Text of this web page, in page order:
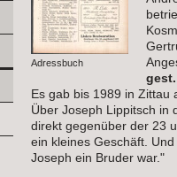
Adressbuch
Es gab bis 1989 in Zittau
Über Joseph Lippitsch in
direkt gegenüber der 23
ein kleines Geschäft.
Joseph ein Bruder war."